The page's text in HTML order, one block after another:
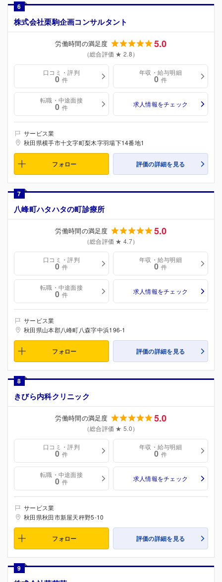
6
株式会社栗駒企画コンサルタント
労働時間の満足度 5.0
（総合評価 ★ 2.8）
口コミ・評判
0 件
年収・給与明細
0 件
転職・中途面接
0 件 求人情報をチェック
サービス業
秋田県横手市十文字町梨木字羽場下14番地1
フォロー 評価の詳細を見る
7
八峰町ハタハタの町診療所
労働時間の満足度 5.0
（総合評価 ★ 4.7）
口コミ・評判
0 件
年収・給与明細
0 件
転職・中途面接
0 件 求人情報をチェック
サービス業
秋田県山本郡八峰町八森字中浜196-1
フォロー 評価の詳細を見る
8
きびら内科クリニック
労働時間の満足度 5.0
（総合評価 ★ 5.0）
口コミ・評判
0 件
年収・給与明細
0 件
転職・中途面接
0 件 求人情報をチェック
サービス業
秋田県秋田市新屋天秤野5-10
フォロー 評価の詳細を見る
9